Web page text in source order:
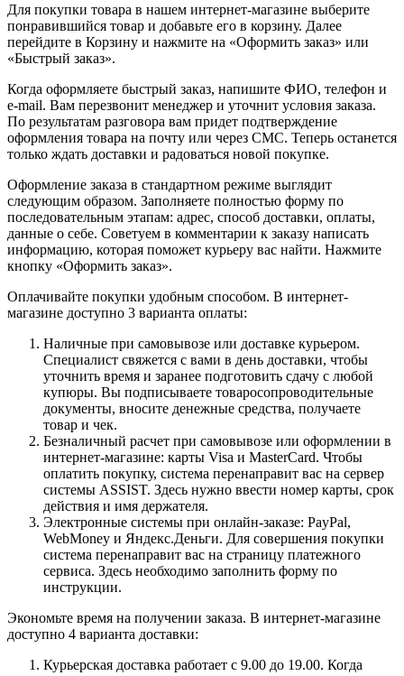
Для покупки товара в нашем интернет-магазине выберите
понравившийся товар и добавьте его в корзину. Далее
перейдите в Корзину и нажмите на «Оформить заказ» или
«Быстрый заказ».
Когда оформляете быстрый заказ, напишите ФИО, телефон и
e-mail. Вам перезвонит менеджер и уточнит условия заказа.
По результатам разговора вам придет подтверждение
оформления товара на почту или через СМС. Теперь останется
только ждать доставки и радоваться новой покупке.
Оформление заказа в стандартном режиме выглядит
следующим образом. Заполняете полностью форму по
последовательным этапам: адрес, способ доставки, оплаты,
данные о себе. Советуем в комментарии к заказу написать
информацию, которая поможет курьеру вас найти. Нажмите
кнопку «Оформить заказ».
Оплачивайте покупки удобным способом. В интернет-
магазине доступно 3 варианта оплаты:
Наличные при самовывозе или доставке курьером.
Специалист свяжется с вами в день доставки, чтобы
уточнить время и заранее подготовить сдачу с любой
купюры. Вы подписываете товаросопроводительные
документы, вносите денежные средства, получаете
товар и чек.
Безналичный расчет при самовывозе или оформлении в
интернет-магазине: карты Visa и MasterCard. Чтобы
оплатить покупку, система перенаправит вас на сервер
системы ASSIST. Здесь нужно ввести номер карты, срок
действия и имя держателя.
Электронные системы при онлайн-заказе: PayPal,
WebMoney и Яндекс.Деньги. Для совершения покупки
система перенаправит вас на страницу платежного
сервиса. Здесь необходимо заполнить форму по
инструкции.
Экономьте время на получении заказа. В интернет-магазине
доступно 4 варианта доставки:
Курьерская доставка работает с 9.00 до 19.00. Когда